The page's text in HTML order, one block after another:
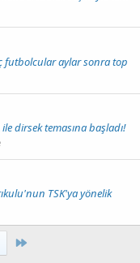
futbolcular aylar sonra top
dirsek temasına başladı!
TSK'ya yönelik